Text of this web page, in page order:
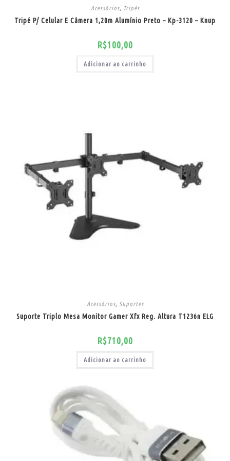
Acessórios, Tripés
Tripé P/ Celular E Câmera 1,20m Alumínio Preto – Kp-3120 – Knup
R$100,00
Adicionar ao carrinho
Acessórios, Suportes
Suporte Triplo Mesa Monitor Gamer Xfx Reg. Altura T1236n ELG
R$710,00
Adicionar ao carrinho